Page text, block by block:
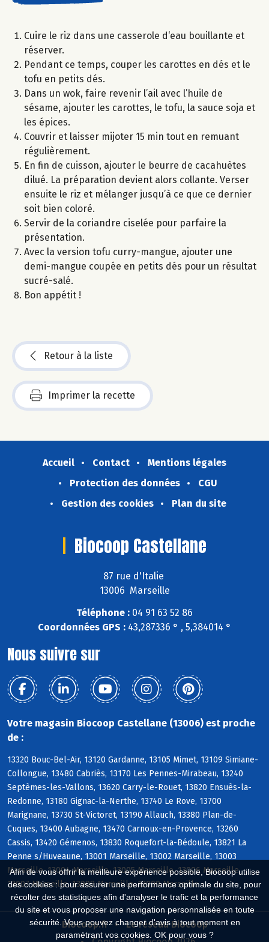
Afin de vous offrir la meilleure expérience possible, Biocoop utilise
des cookies : pour assurer une performance optimale du site, pour
récolter des statistiques afin d'analyser le trafic et la performance
du site et vous proposer une navigation personnalisée en toute
sécurité. Vous pouvez changer d'avis à tout moment en
paramétrant vos cookies. OK pour vous ?
Cuire le riz dans une casserole d‘eau bouillante et
réserver.
Pendant ce temps, couper les carottes en dés et le
tofu en petits dés.
Dans un wok, faire revenir l’ail avec l’huile de
sésame, ajouter les carottes, le tofu, la sauce soja et
les épices.
Couvrir et laisser mijoter 15 min tout en remuant
régulièrement.
En fin de cuisson, ajouter le beurre de cacahuètes
dilué. La préparation devient alors collante. Verser
ensuite le riz et mélanger jusqu’à ce que ce dernier
soit bien coloré.
Servir de la coriandre ciselée pour parfaire la
présentation.
Avec la version tofu curry-mangue, ajouter une
demi-mangue coupée en petits dés pour un résultat
sucré-salé.
Bon appétit !
Retour à la liste
Imprimer la recette
Accueil Contact
Mentions légales
Protection des données
CGU
Gestion des cookies
Plan du site
Biocoop Castellane
87 rue d'Italie
13006 Marseille
Téléphone : 04 91 63 52 86
Coordonnées GPS : 43,287336 ° , 5,384014 °
Nous suivre sur
Votre magasin Biocoop Castellane (13006) est proche
de :
13320 Bouc-Bel-Air, 13120 Gardanne, 13105 Mimet, 13109 Simiane-
Collongue, 13480 Cabriès, 13170 Les Pennes-Mirabeau, 13240
Septèmes-les-Vallons, 13620 Carry-le-Rouet, 13820 Ensuès-la-
Redonne, 13180 Gignac-la-Nerthe, 13740 Le Rove, 13700
Marignane, 13730 St-Victoret, 13190 Allauch, 13380 Plan-de-
Cuques, 13400 Aubagne, 13470 Carnoux-en-Provence, 13260
Cassis, 13420 Gémenos, 13830 Roquefort-la-Bédoule, 13821 La
Penne s/Huveaune, 13001 Marseille, 13002 Marseille, 13003
Marseille, 13004 Marseille, 13005 Marseille, 13006 Marseille,
13007 Marseille, 13008 Marseille, 13009 Marseille
Biocoop.fr
Le réseau Biocoop